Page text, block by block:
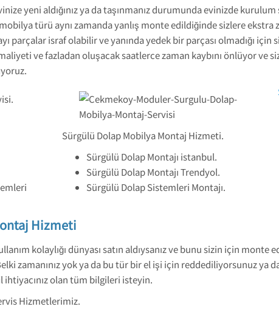
yeni aldığınız ya da taşınmanız durumunda evinizde
türü aynı zamanda yanlış monte edildiğinde sizlere ekstra
parçalar israf olabilir ve yanında yedek bir parçası olmadığı
ve fazladan oluşacak saatlerce zaman kaybını önlüyor ve
Sürgülü Dolap Mobilya Montaj Hizmeti.
Sürgülü Dolap Montajı istanbul.
Sürgülü Dolap Montajı Trendyol.
Sürgülü Dolap Sistemleri Montajı.
Hizmeti
kolaylığı dünyası satın aldıysanız ve bunu sizin için monte
zamanınız yok ya da bu tür bir el işi için reddediliyorsunuz ya
olan tüm bilgileri isteyin.
Hizmetlerimiz.